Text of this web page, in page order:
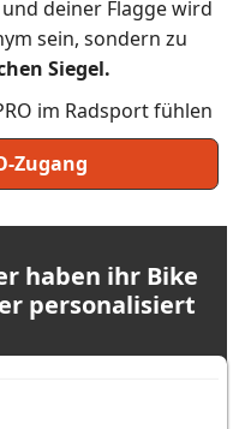
deiner Flagge wird
sein, sondern zu
Siegel.
im Radsport fühlen
Zugang
haben ihr Bike
personalisiert